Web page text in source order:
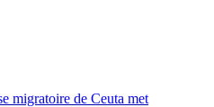
migratoire de Ceuta met